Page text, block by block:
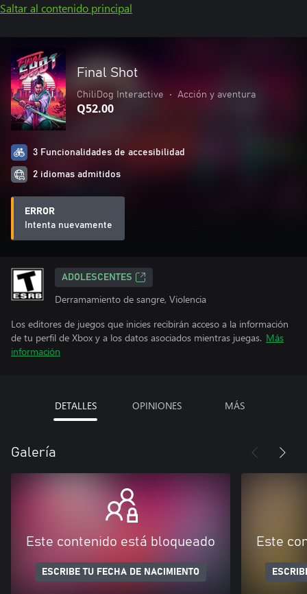
Saltar al contenido principal
Final Shot
ChiliDog Interactive • Acción y aventura
Q52.00
3 Funcionalidades de accesibilidad
2 idiomas admitidos
ERROR
Intenta nuevamente
ADOLESCENTES
Derramamiento de sangre, Violencia
Los editores de juegos que inicies recibirán acceso a la información
de tu perfil de Xbox y a los datos asociados mientras juegas. Más
información
DETALLES OPINIONES MÁS
Galería
Este contenido está bloqueado
ESCRIBE TU FECHA DE NACIMIENTO
Este